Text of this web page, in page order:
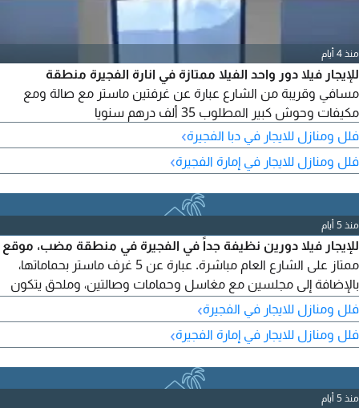
منذ 4 أيام
للإيجار فيلا دور واحد الفيلا ممتازة في انارة الفجيرة منطقة
مسافي وقريبة من الشارع عبارة عن غرفتين ماستر مع صالة ومع
مكيفات وحوش كبير المطلوب 35 ألف درهم سنويا
فلل ومنازل للايجار في دبا الفجيرة›
فلل ومنازل للايجار في إمارة الفجيرة›
منذ 5 أيام
للإيجار فيلا دورين نظيفة جداً في الفجيرة في منطقة مضب، موقع
ممتاز على الشارع العام مباشرة. عبارة عن 5 غرف ماستر بحماماتها،
بالإضافة إلى مجلسين مع مغاسل وحمامات وصالتين، وملحق يتكون
من مطبخ وغرفة عاملة منزلية وحمام وستور وغرفة، وحوش كبير مع
مظلة للسيارات. المكيفات موجودة. مطلوب 140 ألف درهم سنوياً.
فلل ومنازل للايجار في الفجيرة›
فلل ومنازل للايجار في إمارة الفجيرة›
منذ 5 أيام